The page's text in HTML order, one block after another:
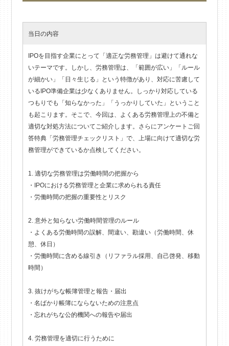
当日の内容
IPOを目指す企業にとって「適正な労務管理」は避けて通れな
いテーマです。しかし、労務管理は、「範囲が広い」「ルール
が細かい」「日々生じる」という特徴があり、対応に苦慮して
いるIPO準備企業は少なくありません。しっかり対応している
つもりでも「知らなかった」「うっかりしていた」ということ
も起こります。そこで、今回は、よくある労務管理上の不備と
適切な対処方法についてご紹介します。さらにアンケートご回
答特典「労務管理チェックリスト」で、上場に向けて適切な労
務管理ができているか点検してください。
1. 適切な労務管理は労働時間の把握から
・IPOにおける労務管理と企業に求められる責任
・労働時間の把握の重要性とリスク
2. 意外と知らない労働時間管理のルール
・よくある労働時間の誤解、間違い、勘違い（労働時間、休
憩、休日）
・労働時間に含める線引き（リファラル採用、自己啓発、移動
時間）
3. 抜けがちな帳簿管理と報告・届出
・名ばかり帳簿にならないための注意点
・忘れがちな公的機関への報告や届出
4. 労務管理を適切に行うために